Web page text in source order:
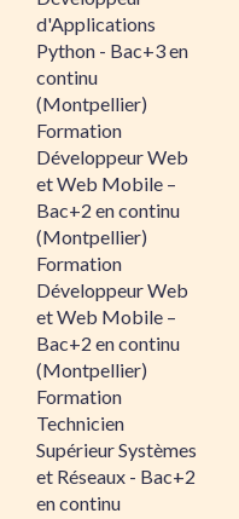
d'Applications
Python - Bac+3 en
continu
(Montpellier)
Formation
Développeur Web
et Web Mobile –
Bac+2 en continu
(Montpellier)
Formation
Développeur Web
et Web Mobile –
Bac+2 en continu
(Montpellier)
Formation
Technicien
Supérieur Systèmes
et Réseaux - Bac+2
en continu